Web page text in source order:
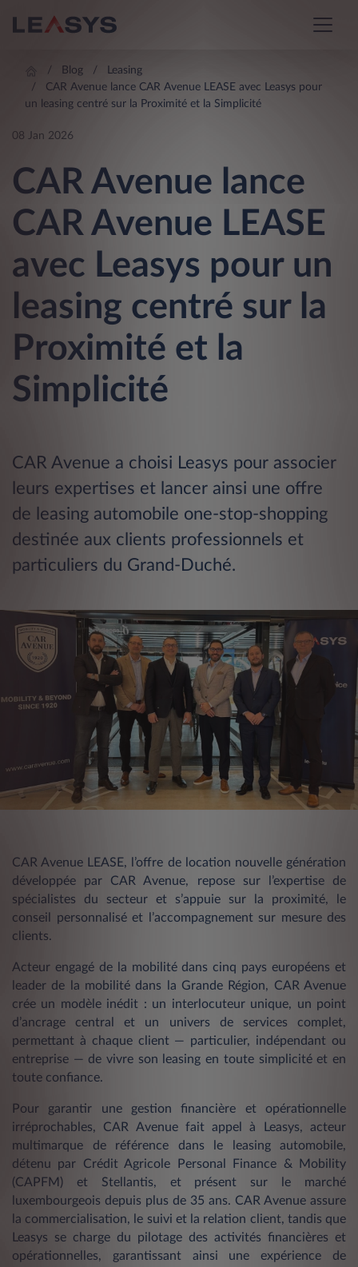
Blog
Leasing
CAR Avenue lance CAR Avenue LEASE avec Leasys pour
un leasing centré sur la Proximité et la Simplicité
08 Jan 2026
CAR Avenue lance
CAR Avenue LEASE
avec Leasys pour un
leasing centré sur la
Proximité et la
Simplicité
CAR Avenue a choisi Leasys pour associer
leurs expertises et lancer ainsi une offre
de leasing automobile one-stop-shopping
destinée aux clients professionnels et
particuliers du Grand-Duché.
CAR Avenue LEASE, l’offre de location nouvelle génération
développée par CAR Avenue, repose sur l’expertise de
spécialistes du secteur et s’appuie sur la proximité, le
conseil personnalisé et l’accompagnement sur mesure des
clients.
Acteur engagé de la mobilité dans cinq pays européens et
leader de la mobilité dans la Grande Région, CAR Avenue
crée un modèle inédit : un interlocuteur unique, un point
d’ancrage central et un univers de services complet,
permettant à chaque client — particulier, indépendant ou
entreprise — de vivre son leasing en toute simplicité et en
toute confiance.
Pour garantir une gestion financière et opérationnelle
irréprochables, CAR Avenue fait appel à Leasys, acteur
multimarque de référence dans le leasing automobile,
détenu par Crédit Agricole Personal Finance & Mobility
(CAPFM) et Stellantis, et présent sur le marché
luxembourgeois depuis plus de 35 ans. CAR Avenue assure
la commercialisation, le suivi et la relation client, tandis que
Leasys se charge du pilotage des activités financières et
opérationnelles, garantissant ainsi une expérience de